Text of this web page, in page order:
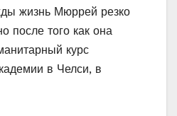
жизнь Мюррей резко
после того как она
курс
в Челси, в